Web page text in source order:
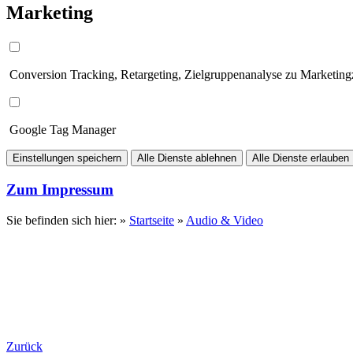
Marketing
Conversion Tracking, Retargeting, Zielgruppenanalyse zu
Google Tag Manager
Einstellungen speichern Alle Dienste ablehnen Alle Dienste erlauben
Zum Impressum
Sie befinden sich hier: » Startseite » Audio & Video
Zurück